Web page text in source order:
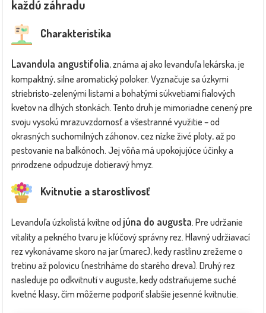
každú záhradu
Charakteristika
Lavandula angustifolia, známa aj ako levanduľa lekárska, je
kompaktný, silne aromatický poloker. Vyznačuje sa úzkymi
striebristo-zelenými listami a bohatými súkvetiami fialových
kvetov na dlhých stonkách. Tento druh je mimoriadne cenený pre
svoju vysokú mrazuvzdornosť a všestranné využitie – od
okrasných suchomilných záhonov, cez nízke živé ploty, až po
pestovanie na balkónoch. Jej vôňa má upokojujúce účinky a
prirodzene odpudzuje dotieravý hmyz.
Kvitnutie a starostlivosť
Levanduľa úzkolistá kvitne od júna do augusta. Pre udržanie
vitality a pekného tvaru je kľúčový správny rez. Hlavný udržiavací
rez vykonávame skoro na jar (marec), kedy rastlinu zrežeme o
tretinu až polovicu (nestriháme do starého dreva). Druhý rez
nasleduje po odkvitnutí v auguste, kedy odstraňujeme suché
kvetné klasy, čím môžeme podporiť slabšie jesenné kvitnutie.